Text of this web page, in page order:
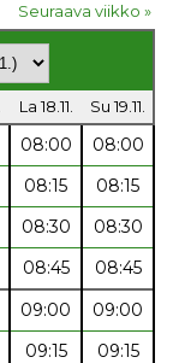
Seuraava viikko »
La 18.11. Su 19.11.
08:00
08:00
08:15
08:15
08:30
08:30
08:45
08:45
09:00
09:00
09:15
09:15